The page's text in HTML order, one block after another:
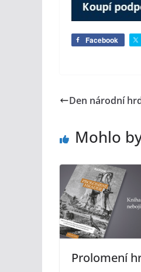
Facebook
Den národní
Mohlo
Prolomení